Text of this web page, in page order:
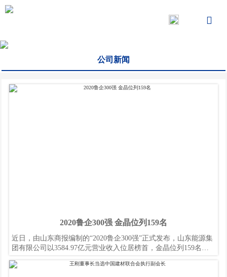

公司新闻
2020鲁企300强 金晶位列159名
近日，由山东商报编制的“2020鲁企300强”正式发布，山东能源集
团有限公司以3584.97亿元营业收入位居榜首，金晶位列159名，